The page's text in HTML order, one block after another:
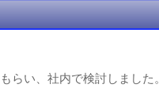
らい、社内で検討しました。